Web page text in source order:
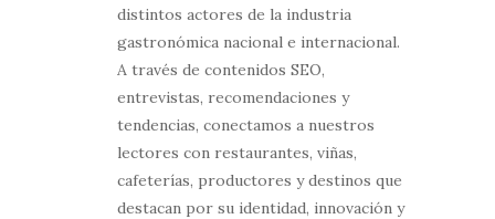
distintos actores de la industria
gastronómica nacional e internacional.
A través de contenidos SEO,
entrevistas, recomendaciones y
tendencias, conectamos a nuestros
lectores con restaurantes, viñas,
cafeterías, productores y destinos que
destacan por su identidad, innovación y